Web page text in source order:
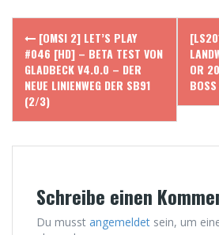
Post
navigation
[OMSI 2] LET’S PLAY
#046 [HD] – BETA TEST VON
GLADBECK V4.0.0 – DER
NEUE LINIENWEG DER SB91
(2/3)
OR
BOSS
Schreibe einen
Du musst angemeldet sein, um